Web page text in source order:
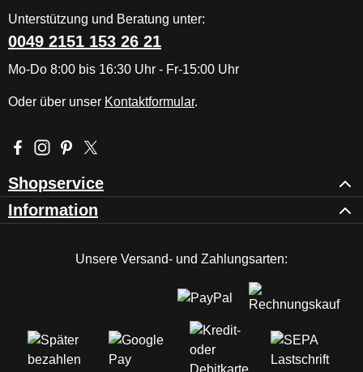
Unterstützung und Beratung unter:
0049 2151 153 26 21
Mo-Do 8:00 bis 16:30 Uhr - Fr-15:00 Uhr
Oder über unser Kontaktformular.
Besuche uns auf Facebook – öffnet in neuem Tab (externer
Schau auf Instagram vorbei – öffnet in neuem Tab
Lass dich auf Pinterest inspirieren – öffnet in neuem
Folge uns auf X – öffnet in neuem Tab (externer
Shopservice
Information
Unsere Versand- und Zahlungsarten: